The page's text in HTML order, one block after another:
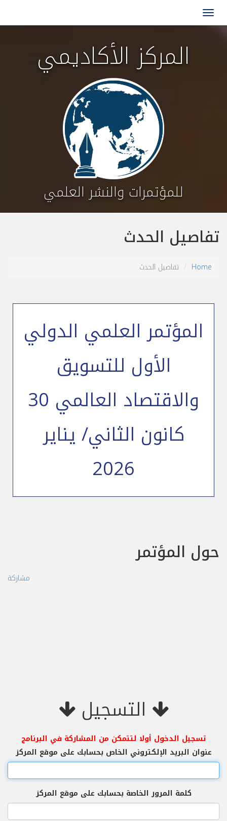
المركز الأكاديمي
للمؤتمرات والنشر العلمي
تفاصيل الحدث
Home تفاصيل الحدث
المؤتمر العلمي الدولي
الأول للتسويق
والاقتصاد العالمي 30
كانون الثاني/ يناير
2026
حول المؤتمر
مشاركة
التسجيل
تسجيل الدخول أولا لتتمكن من المشاركة في البرنامج
عنوان البريد الإلكتروني الخاص بحسابك على موقع المركز
كلمة المرور الخاصة بحسابك على موقع المركز